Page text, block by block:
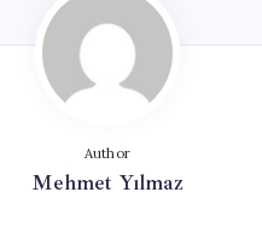
Author
Mehmet Yılmaz